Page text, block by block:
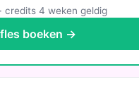
credits 4 weken geldig
boeken →